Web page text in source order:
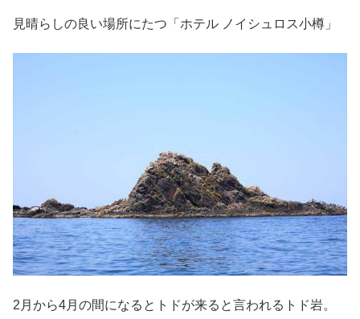
見晴らしの良い場所にたつ「ホテル ノイシュロス小樽」
2月から4月の間になるとトドが来ると言われるトド岩。